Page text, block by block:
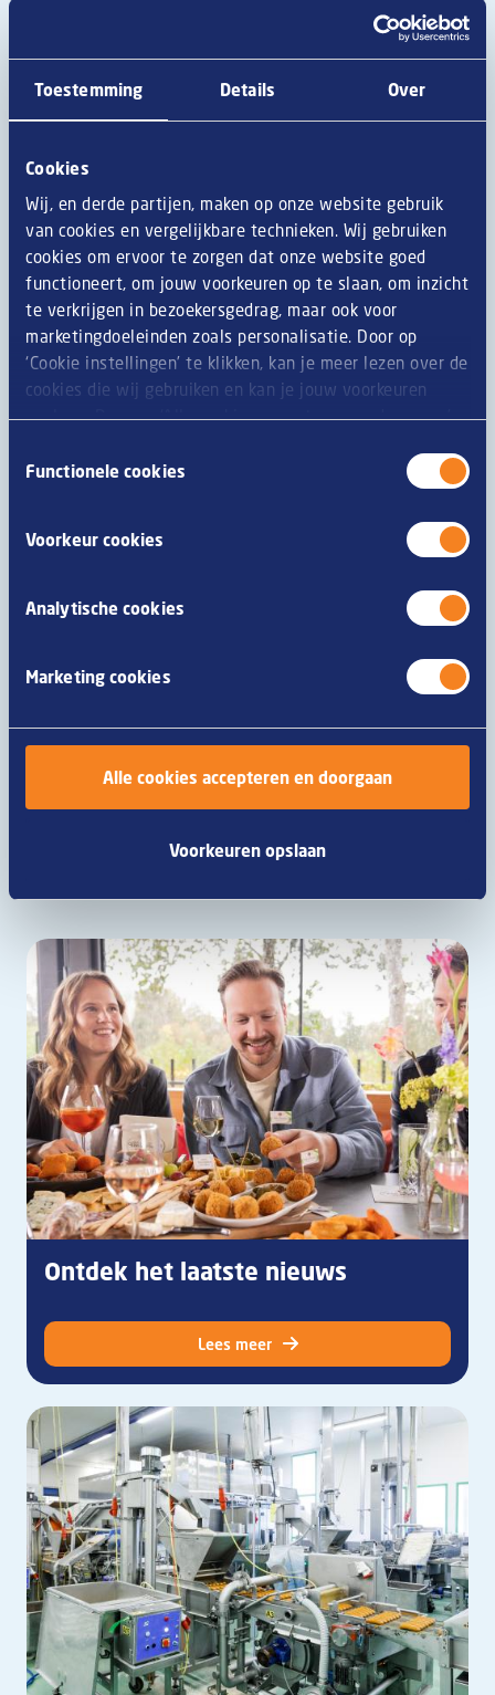
Toestemming Details Over
Cookies
Wij, en derde partijen, maken op onze website gebruik
van cookies en vergelijkbare technieken. Wij gebruiken
cookies om ervoor te zorgen dat onze website goed
functioneert, om jouw voorkeuren op te slaan, om inzicht
te verkrijgen in bezoekersgedrag, maar ook voor
marketingdoeleinden zoals personalisatie. Door op
‘Cookie instellingen’ te klikken, kan je meer lezen over de
cookies die wij gebruiken en kan je jouw voorkeuren
opslaan. Door op ‘Alle cookies accepteren en doorgaan’
cookies zoals omschreven in onze
Functionele cookies
Voorkeur cookies
Analytische cookies
Marketing cookies
Alle cookies accepteren en doorgaan
Voorkeuren opslaan
Welke snacks passen het best bij
hard seltzer? De perfecte food
pairings.
Lees meer
Philly sandwich met frikandel
Lees meer
Ontdek het laatste nieuws
Lees meer